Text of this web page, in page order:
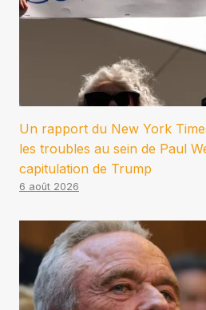
Un rapport du New York
les troubles au sein de Paul
capitulation de Trump
6 août 2026